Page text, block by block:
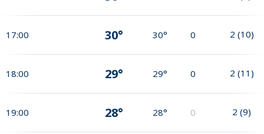
17:00 30° 30° 0 2 (10)
18:00 29° 29° 0 2 (11)
19:00 28° 28° 0 2 (9)